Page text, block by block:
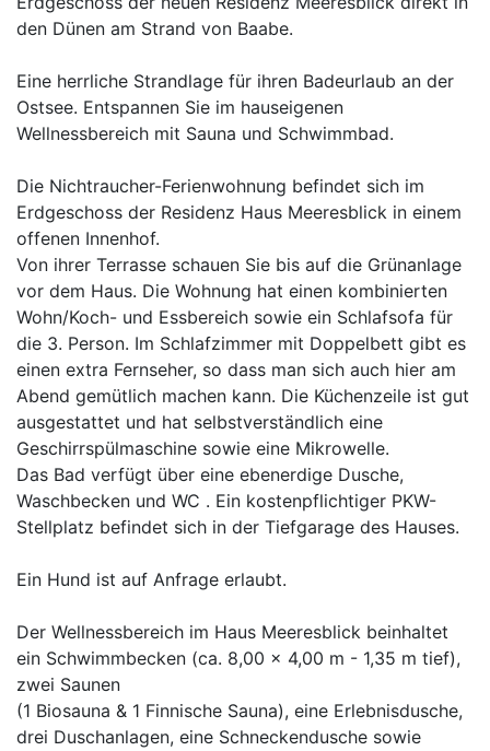
den Dünen am Strand von Baabe.
Eine herrliche Strandlage für ihren Badeurlaub an der
Ostsee. Entspannen Sie im hauseigenen
Wellnessbereich mit Sauna und Schwimmbad.
Die Nichtraucher-Ferienwohnung befindet sich im
Erdgeschoss der Residenz Haus Meeresblick in einem
offenen Innenhof.
Von ihrer Terrasse schauen Sie bis auf die Grünanlage
vor dem Haus. Die Wohnung hat einen kombinierten
Wohn/Koch- und Essbereich sowie ein Schlafsofa für
die 3. Person. Im Schlafzimmer mit Doppelbett gibt es
einen extra Fernseher, so dass man sich auch hier am
Abend gemütlich machen kann. Die Küchenzeile ist gut
ausgestattet und hat selbstverständlich eine
Geschirrspülmaschine sowie eine Mikrowelle.
Das Bad verfügt über eine ebenerdige Dusche,
Waschbecken und WC . Ein kostenpflichtiger PKW-
Stellplatz befindet sich in der Tiefgarage des Hauses.
Ein Hund ist auf Anfrage erlaubt.
Der Wellnessbereich im Haus Meeresblick beinhaltet
ein Schwimmbecken (ca. 8,00 x 4,00 m - 1,35 m tief),
zwei Saunen
(1 Biosauna & 1 Finnische Sauna), eine Erlebnisdusche,
drei Duschanlagen, eine Schneckendusche sowie